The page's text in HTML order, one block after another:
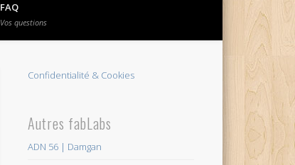
FAQ
Vos questions
Confidentialité & Cookies
Autres fabLabs
ADN 56 | Damgan